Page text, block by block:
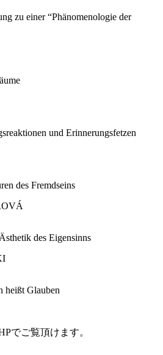
zu einer “Phänomenologie der
und Erinnerungsfetzen
des Fremdseins
des Eigensinns
heißt Glauben
でご覧頂けます。